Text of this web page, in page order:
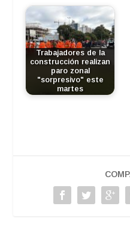
Trabajadores de la
construcción realizan
paro zonal
"sorpresivo" este
martes